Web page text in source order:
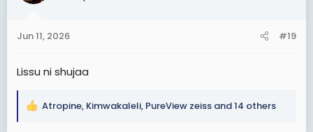
ya Mambo na hawa choo cha kudumu uharo
o
s
Jun 11, 2026 #19
Lissu ni shujaa
R
Atropine, Kimwakaleli, PureView zeiss and 14 others